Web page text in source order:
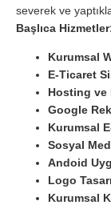
severek ve
Başlıca
Kurumsal
E-Ticaret
Hosting ve
Google
Kurumsal
Sosyal
Andoid
Logo
Kurumsal